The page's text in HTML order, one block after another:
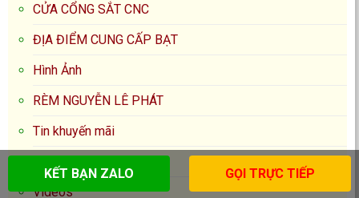
CỬA CỔNG SẮT CNC
ĐỊA ĐIỂM CUNG CẤP BẠT
Hình Ảnh
RÈM NGUYỄN LÊ PHÁT
Tin khuyến mãi
Tin tức
Videos
KẾT BẠN ZALO GỌI TRỰC TIẾP